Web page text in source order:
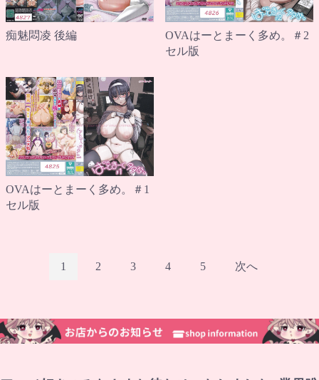
痴魅悶凌 後編
OVAはーとまーく多め。＃2
セル版
OVAはーとまーく多め。＃1
セル版
1 2 3 4 5 次へ